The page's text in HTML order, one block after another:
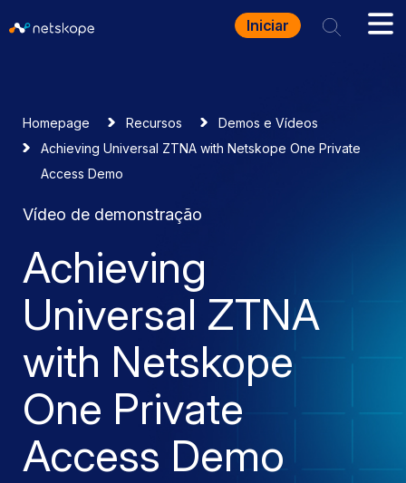
Iniciar
Homepage Recursos
Demos e Vídeos
Achieving Universal ZTNA with Netskope One Private
Access Demo
Vídeo de demonstração
Achieving
Universal ZTNA
with Netskope
One Private
Access Demo